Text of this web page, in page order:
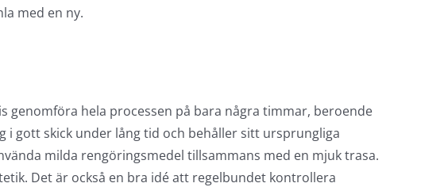
med en ny.
genomföra hela processen på bara några timmar, beroende
i gott skick under lång tid och behåller sitt ursprungliga
milda rengöringsmedel tillsammans med en mjuk trasa.
Det är också en bra idé att regelbundet kontrollera